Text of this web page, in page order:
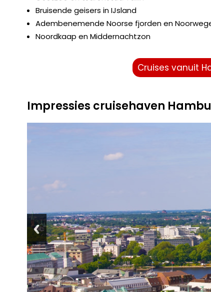
Bruisende geisers in IJsland
Adembenemende Noorse fjorden en
Noordkaap en Middernachtzon
Cruises vanuit
Impressies cruisehaven